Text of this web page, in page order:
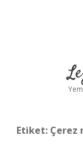
Etiket: Çerez